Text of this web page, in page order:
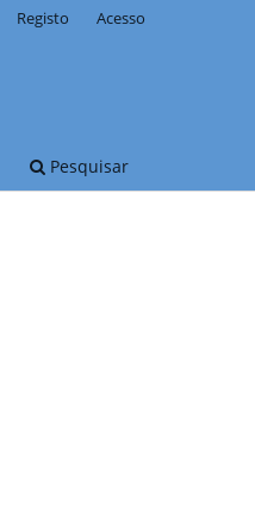
Pesquisar
Registo Acesso